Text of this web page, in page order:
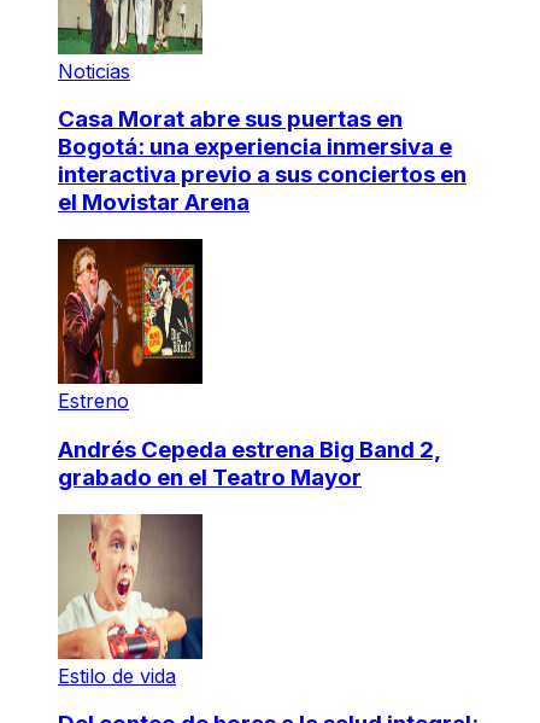
Noticias
Casa Morat abre sus puertas en
Bogotá: una experiencia inmersiva e
interactiva previo a sus conciertos en
el Movistar Arena
Estreno
Andrés Cepeda estrena Big Band 2,
grabado en el Teatro Mayor
Estilo de vida